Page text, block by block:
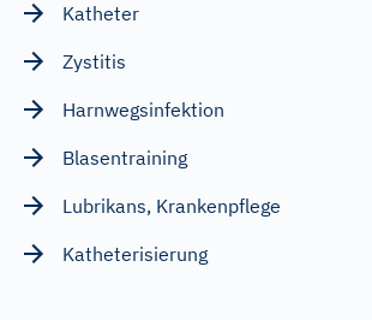
Katheter
Zystitis
Harnwegsinfektion
Blasentraining
Lubrikans, Krankenpflege
Katheterisierung